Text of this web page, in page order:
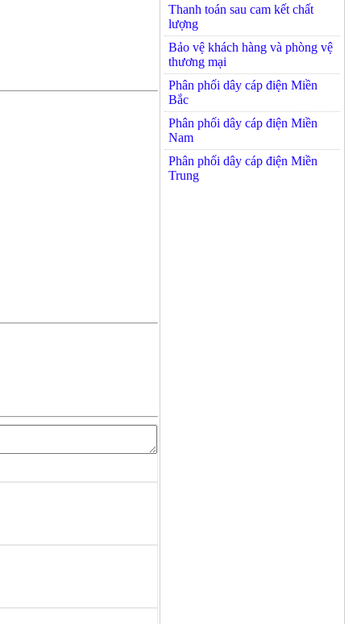
Thanh toán sau cam kết chất
lượng
Bảo vệ khách hàng và phòng vệ
thương mại
Phân phối dây cáp điện Miền
Bắc
Phân phối dây cáp điện Miền
Nam
Phân phối dây cáp điện Miền
Trung